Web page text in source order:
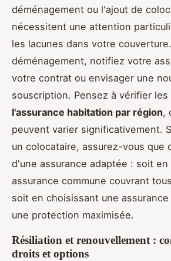
déménagement ou l'ajout de
nécessitent une attention
les lacunes dans votre
déménagement, notifiez votre
votre contrat ou envisager une
souscription. Pensez à vérifier les
l'assurance habitation par région,
peuvent varier significativement.
un colocataire, assurez-vous que
d'une assurance adaptée : soit
assurance commune couvrant
soit en choisissant une
une protection maximisée.
Résiliation et renouvellement :
droits et options